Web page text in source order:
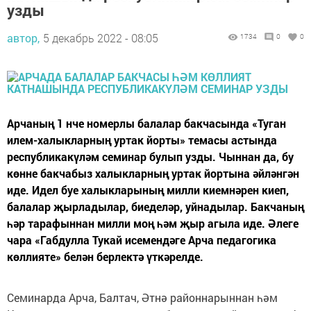
узды
автор, 5 декабрь 2022 - 08:05 1734 0 0
Арчаның 1 нче номерлы балалар бакчасында «Туган
илем-халыкларның уртак йорты» темасы астында
республикакүләм семинар булып узды. Чыннан да, бу
көнне бакчабыз халыкларның уртак йортына әйләнгән
иде. Идел буе халыкларының милли киемнәрен киеп,
балалар җырладылар, биеделәр, уйнадылар. Бакчаның
һәр тарафыннан милли моң һәм җыр агыла иде. Әлеге
чара «Габдулла Тукай исемендәге Арча педагогика
көллияте» белән берлектә үткәрелде.
Семинарда Арча, Балтач, Әтнә районнарыннан һәм